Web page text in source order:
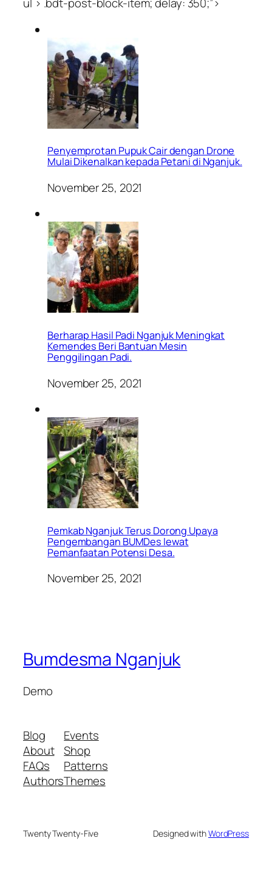
Penyemprotan Pupuk Cair dengan Drone
Mulai Dikenalkan kepada Petani di Nganjuk.
November 25, 2021
Berharap Hasil Padi Nganjuk Meningkat
Kemendes Beri Bantuan Mesin
Penggilingan Padi.
November 25, 2021
Pemkab Nganjuk Terus Dorong Upaya
Pengembangan BUMDes lewat
Pemanfaatan Potensi Desa.
November 25, 2021
Bumdesma Nganjuk
Demo
Blog
About
FAQs
Authors
Events
Shop
Patterns
Themes
Twenty Twenty-Five Designed withWordPress